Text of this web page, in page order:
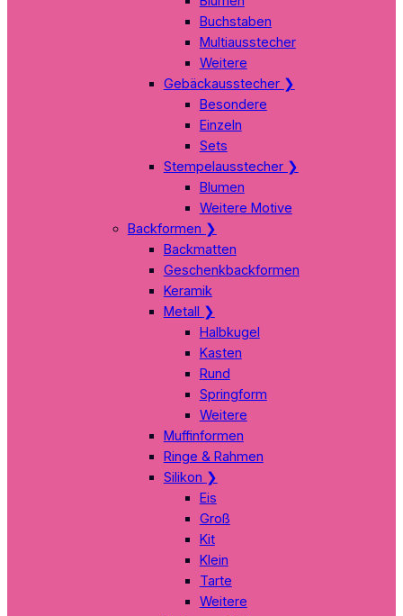
Buchstaben
Multiausstecher
Weitere
Gebäckausstecher ❯
Besondere
Einzeln
Sets
Stempelausstecher ❯
Blumen
Weitere Motive
Backformen ❯
Backmatten
Geschenkbackformen
Keramik
Metall ❯
Halbkugel
Kasten
Rund
Springform
Weitere
Muffinformen
Ringe & Rahmen
Silikon ❯
Eis
Groß
Kit
Klein
Tarte
Weitere